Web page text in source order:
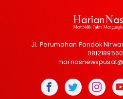
Jl. Perumahan Pondok